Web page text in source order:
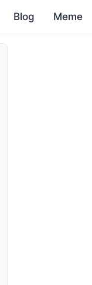
Blog Meme